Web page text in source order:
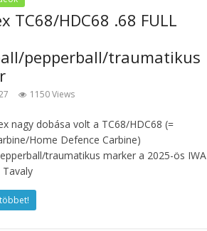
TC68/HDC68 .68 FULL
pepperball/traumatikus
1150 Views
nagy dobása volt a TC68/HDC68 (=
Home Defence Carbine)
traumatikus marker a 2025-ös IWA
Tavaly